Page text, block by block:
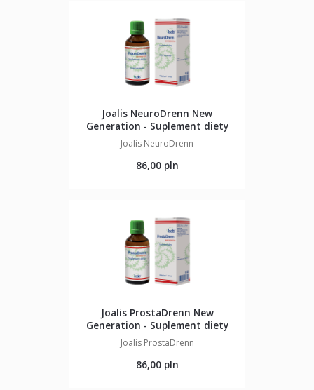
Joalis NeuroDrenn New
Generation - Suplement diety
Joalis NeuroDrenn
86,00 pln
Joalis ProstaDrenn New
Generation - Suplement diety
Joalis ProstaDrenn
86,00 pln